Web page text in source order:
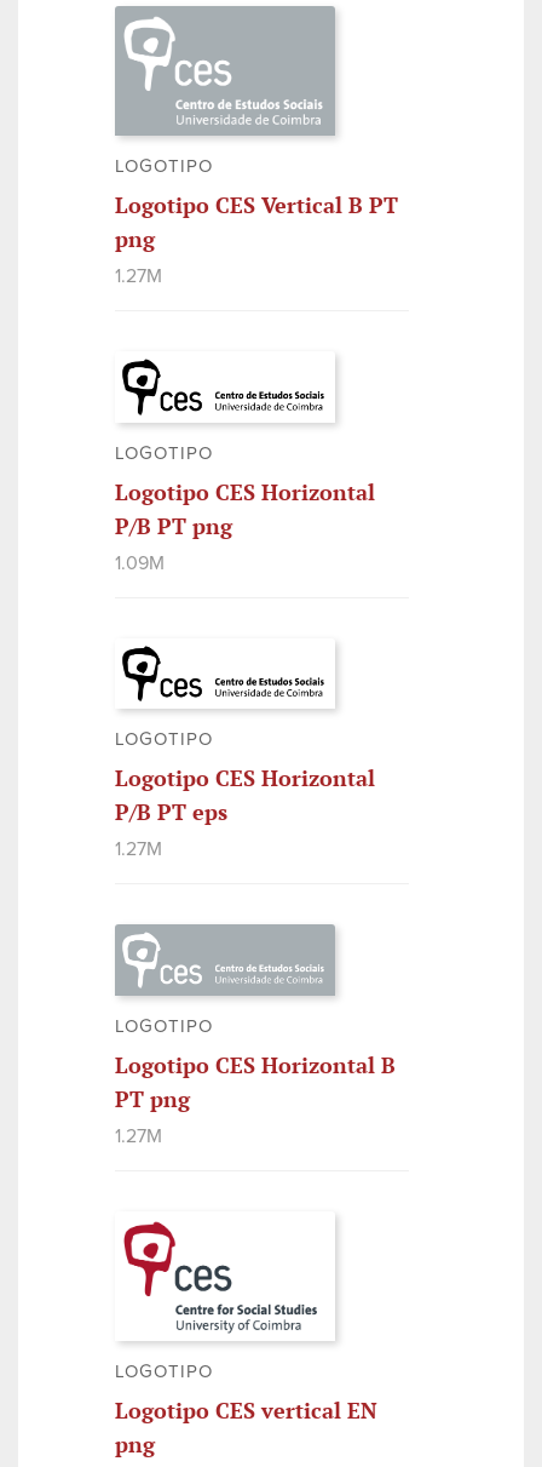
LOGOTIPO
Logotipo CES Vertical B PT
png
1.27M
LOGOTIPO
Logotipo CES Horizontal
P/B PT png
1.09M
LOGOTIPO
Logotipo CES Horizontal
P/B PT eps
1.27M
LOGOTIPO
Logotipo CES Horizontal B
PT png
1.27M
LOGOTIPO
Logotipo CES vertical EN
png